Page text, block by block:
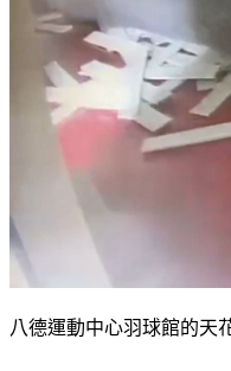
八德運動中心羽球館的天